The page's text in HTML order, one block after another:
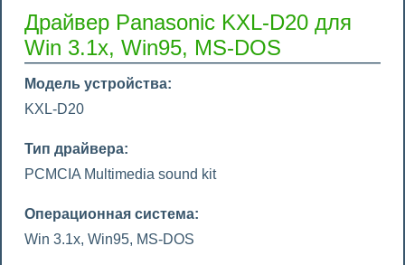
Драйвер Panasonic KXL-D20 для
Win 3.1x, Win95, MS-DOS
Модель устройства:
KXL-D20
Тип драйвера:
PCMCIA Multimedia sound kit
Операционная система:
Win 3.1x, Win95, MS-DOS